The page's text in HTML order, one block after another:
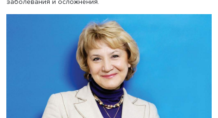
Пик заболеваемости, скорее всего, придется на
говорит директор Института экономики
ВШЭ Лариса Попович. К этому времени россияне
отпусков, в мегаполисах повысится скученность,
всегда провоцирует рост заражений. Кроме того,
обостряются респираторные инфекции, которые вместе
коронавирусом могут дать более тяжелое течение
заболевания и осложнения.